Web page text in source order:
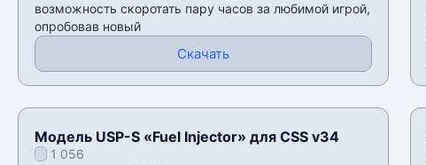
возможность скоротать пару часов за любимой игрой,
опробовав новый
Скачать
Модель USP-S «Fuel Injector» для CSS v34
1 056